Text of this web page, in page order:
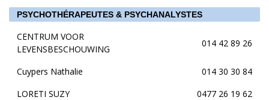
PSYCHOTHÉRAPEUTES & PSYCHANALYSTES
CENTRUM VOOR
LEVENSBESCHOUWING
014 42 89 26
Cuypers Nathalie
014 30 30 84
LORETI SUZY
0477 26 19 62